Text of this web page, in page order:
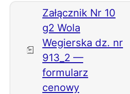
Załącznik Nr 10
g2 Wola
Wegierska dz. nr
913_2 —
formularz
cenowy